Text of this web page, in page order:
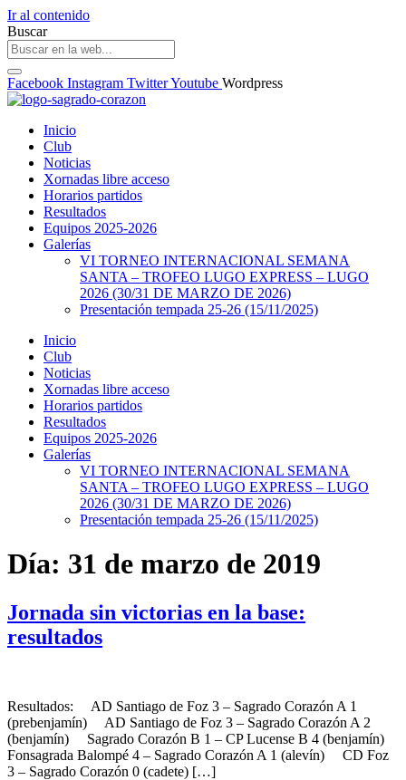
Ir al contenido
Buscar
Facebook Instagram TwitterYoutube Wordpress
Inicio
Club
Noticias
Xornadas libre acceso
Horarios partidos
Resultados
Equipos 2025-2026
Galerías
VI TORNEO INTERNACIONAL SEMANA
SANTA – TROFEO LUGO EXPRESS – LUGO
2026 (30/31 DE MARZO DE 2026)
Presentación tempada 25-26 (15/11/2025)
Inicio
Club
Noticias
Xornadas libre acceso
Horarios partidos
Resultados
Equipos 2025-2026
Galerías
VI TORNEO INTERNACIONAL SEMANA
SANTA – TROFEO LUGO EXPRESS – LUGO
2026 (30/31 DE MARZO DE 2026)
Presentación tempada 25-26 (15/11/2025)
Día: 31 de marzo de 2019
Jornada sin victorias en la base:
resultados
Resultados: AD Santiago de Foz 3 – Sagrado Corazón A 1
(prebenjamín) AD Santiago de Foz 3 – Sagrado Corazón A 2
(benjamín) Sagrado Corazón B 1 – CP Lucense B 4 (benjamín)
Fonsagrada Balompé 4 – Sagrado Corazón A 1 (alevín) CD Foz
3 – Sagrado Corazón 0 (cadete) […]